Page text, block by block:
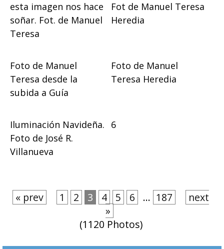
esta imagen nos hace
soñar. Fot. de Manuel
Teresa
Fot de Manuel Teresa
Heredia
Foto de Manuel
Teresa desde la
subida a Guía
Foto de Manuel
Teresa Heredia
Iluminación Navideña.
Foto de José R.
Villanueva
6
« prev 1 2 3 4 5 6 ... 187
next
»
(1120 Photos)